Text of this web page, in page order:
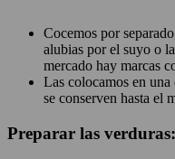
Cocemos por
alubias por el suyo o
mercado hay marcas
Las colocamos en
se conserven hasta el
Preparar las verduras: